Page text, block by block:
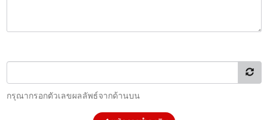
กรุณากรอกตัวเลขผลลัพธ์จากด้านบน